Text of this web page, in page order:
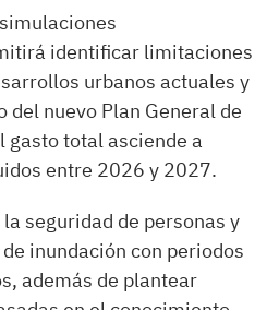
identificar limitaciones
urbanos actuales y
del nuevo Plan General de
gasto total asciende a
entre 2026 y 2027.
seguridad de personas y
inundación con periodos
además de plantear